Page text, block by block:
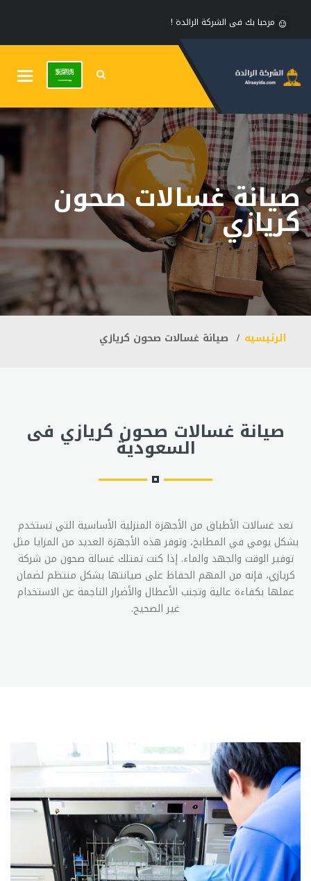
مرحبا بك فى الشركة الرائدة !
صيانة غسالات صحون
كريازي
الرئيسيه صيانة غسالات صحون كريازي
صيانة غسالات صحون كريازي فى
السعودية
تعد غسالات الأطباق من الأجهزة المنزلية الأساسية التي تستخدم
بشكل يومي في المطابخ، وتوفر هذه الأجهزة العديد من المزايا مثل
توفير الوقت والجهد والماء. إذا كنت تمتلك غسالة صحون من شركة
كريازي، فإنه من المهم الحفاظ على صيانتها بشكل منتظم لضمان
عملها بكفاءة عالية وتجنب الأعطال والأضرار الناجمة عن الاستخدام
غير الصحيح.